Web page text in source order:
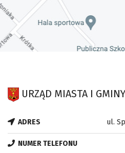
URZĄD MIASTA I
ADRES ul.
NUMER TELEFONU